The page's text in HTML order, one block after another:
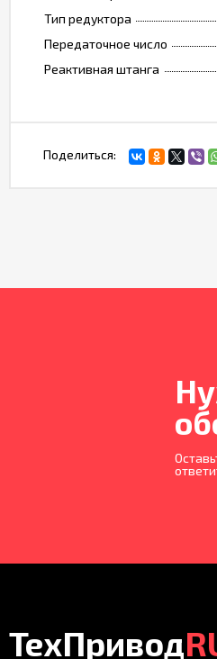
Тип редуктора
Передаточное число
Реактивная штанга
Поделиться:
ТехПривод